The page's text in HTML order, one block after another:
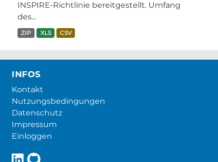
INSPIRE-Richtlinie bereitgestellt. Umfang
des...
ZIP XLS CSV
INFOS
Kontakt
Nutzungsbedingungen
Datenschutz
Impressum
Einloggen